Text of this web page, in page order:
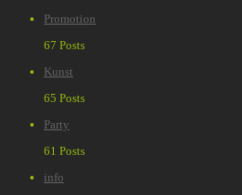
Promotion
67 Posts
Kunst
65 Posts
Party
61 Posts
info